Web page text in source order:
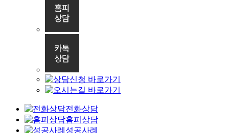
전화상담
홈피상담
성공사례